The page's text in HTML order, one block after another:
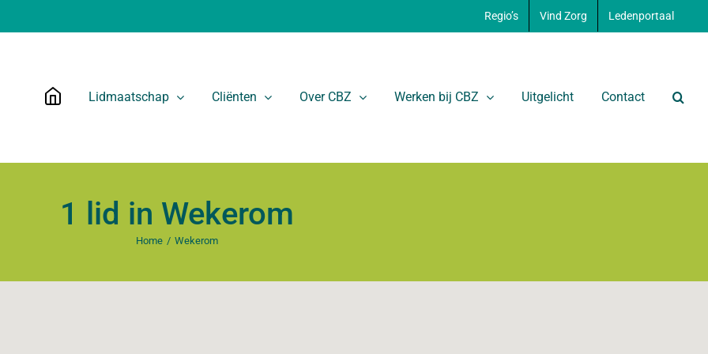
Regio’s Vind Zorg Ledenportaal
Lidmaatschap Cliënten Over CBZ Werken bij CBZ Uitgelicht Contact
1 lid in Wekerom
Home Wekerom